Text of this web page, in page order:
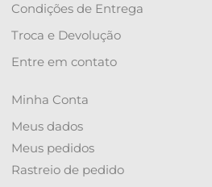
Condições de Entrega
Troca e Devolução
Entre em contato
Minha Conta
Meus dados
Meus pedidos
Rastreio de pedido